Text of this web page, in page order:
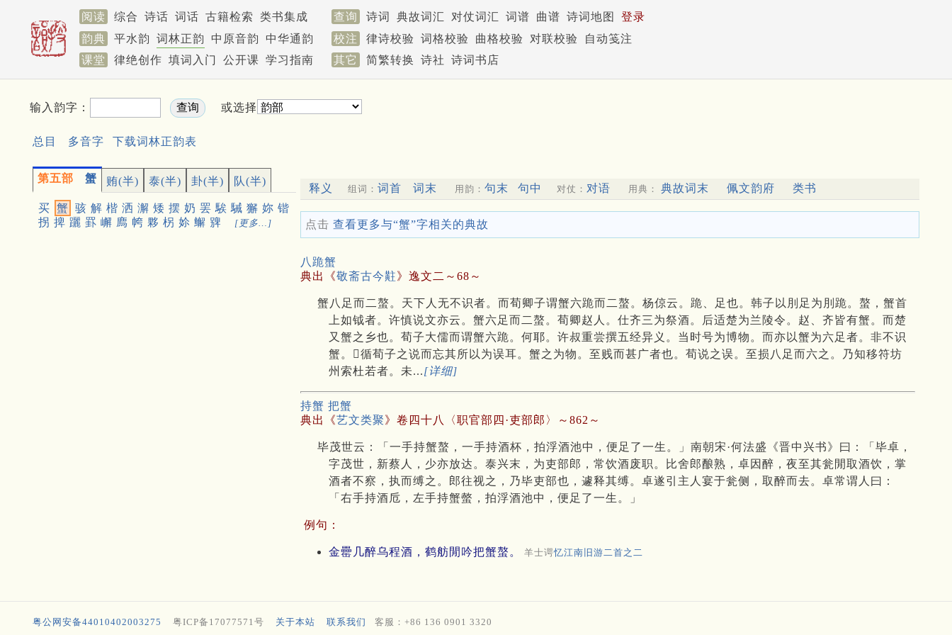
阅读 综合 诗话 词话 古籍检索 类书集成 查询 诗词 典故词汇 对仗词汇 词谱 曲谱 诗词地图
登录
韵典
平水韵 词林正韵 中原音韵 中华通韵 校注 律诗校验 词格校验 曲格校验 对联校验
自动笺注
课堂
律绝创作 填词入门 公开课 学习指南 其它 简繁转换 诗社 诗词书店
输入韵字： 或选择
总目 多音字 下载词林正韵表
第五部 蟹 贿(半) 泰(半) 卦(半) 队(半)
买 蟹 骇 解 楷 洒 澥 矮 摆 奶 罢 騃 駴 獬 妳 锴
拐 捭 躧 罫 嶰 廌 㡁 夥 柺 㚷 䲒 㗗 [更多…]
释义 组词： 词首 词末 用韵： 句末 句中 对仗： 对语 用典： 典故词末 佩文韵府 类书
点击 查看更多与“蟹”字相关的典故
八跪蟹
典出《敬斋古今黈》逸文二～68～
蟹八足而二螯。天下人无不识者。而荀卿子谓蟹六跪而二螯。杨倞云。跪、足也。韩子以刖足为刖跪。螯，蟹首
上如钺者。许慎说文亦云。蟹六足而二螯。荀卿赵人。仕齐三为祭酒。后适楚为兰陵令。赵、齐皆有蟹。而楚
又蟹之乡也。荀子大儒而谓蟹六跪。何耶。许叔重尝撰五经异义。当时号为博物。而亦以蟹为六足者。非不识
蟹。循荀子之说而忘其所以为误耳。蟹之为物。至贱而甚广者也。荀说之误。至损八足而六之。乃知移符坊
州索杜若者。未...[详细]
持蟹 把蟹
典出《艺文类聚》卷四十八〈职官部四·吏部郎〉～862～
毕茂世云：「一手持蟹螯，一手持酒杯，拍浮酒池中，便足了一生。」南朝宋·何法盛《晋中兴书》曰：「毕卓，
字茂世，新蔡人，少亦放达。泰兴末，为吏部郎，常饮酒废职。比舍郎酿熟，卓因醉，夜至其瓮閒取酒饮，掌
酒者不察，执而缚之。郎往视之，乃毕吏部也，遽释其缚。卓遂引主人宴于瓮侧，取醉而去。卓常谓人曰：
「右手持酒卮，左手持蟹螫，拍浮酒池中，便足了一生。」
例句：
金罍几醉乌程酒，鹤舫閒吟把蟹螯。 羊士谔忆江南旧游二首之二
粤公网安备44010402003275 粤ICP备17077571号 关于本站 联系我们 客服：+86 136 0901 3320